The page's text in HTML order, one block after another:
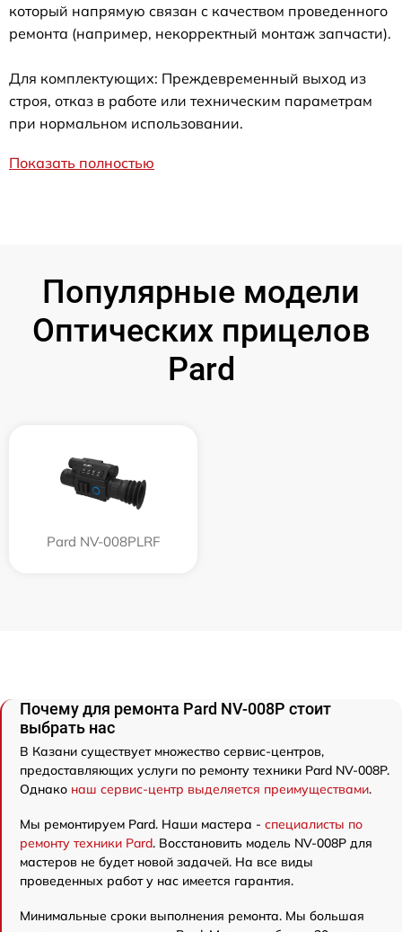
который напрямую связан с качеством проведенного
ремонта (например, некорректный монтаж запчасти).
Для комплектующих: Преждевременный выход из
строя, отказ в работе или техническим параметрам
при нормальном использовании.
Показать полностью
Популярные модели
Оптических прицелов
Pard
Pard NV-008PLRF
Почему для ремонта Pard NV-008P стоит
выбрать нас
В Казани существует множество сервис-центров,
предоставляющих услуги по ремонту техники Pard NV-008P.
Однако наш сервис-центр выделяется преимуществами.
Мы ремонтируем Pard. Наши мастера - специалисты по
ремонту техники Pard. Восстановить модель NV-008P для
мастеров не будет новой задачей. На все виды
проведенных работ у нас имеется гарантия.
Минимальные сроки выполнения ремонта. Мы большая